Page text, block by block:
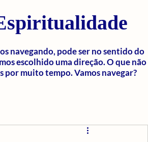
navegando, pode ser no sentido do
escolhido uma direção. O que não
por muito tempo. Vamos navegar?